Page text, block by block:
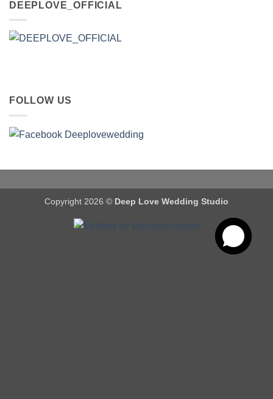
DEEPLOVE_OFFICIAL
FOLLOW US
Copyright 2026 © Deep Love Wedding Studio